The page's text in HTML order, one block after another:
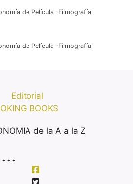
de Película -Filmografía
de Película -Filmografía